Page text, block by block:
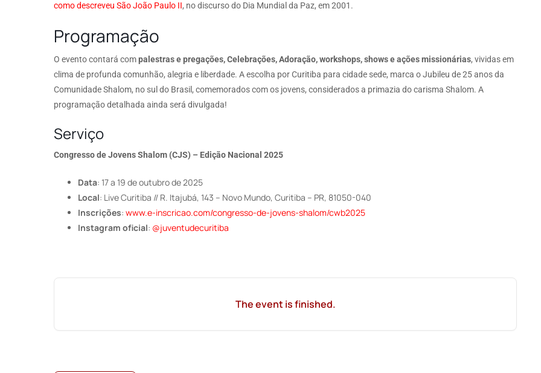
como descreveu São João Paulo II, no discurso do Dia Mundial da Paz, em 2001.
Programação
O evento contará compalestras e pregações, Celebrações, Adoração, workshops, shows e ações missionárias, vividas em
clima de profunda comunhão, alegria e liberdade. A escolha por Curitiba para cidade sede, marca o Jubileu de 25 anos da
Comunidade Shalom, no sul do Brasil, comemorados com os jovens, considerados a primazia do carisma Shalom. A
programação detalhada ainda será divulgada!
Serviço
Congresso de Jovens Shalom (CJS) – Edição Nacional 2025
Data: 17 a 19 de outubro de 2025
Local: Live Curitiba // R. Itajubá, 143 – Novo Mundo, Curitiba – PR, 81050-040
Inscrições: www.e-inscricao.com/congresso-de-jovens-shalom/cwb2025
Instagram oficial: @juventudecuritiba
The event is finished.